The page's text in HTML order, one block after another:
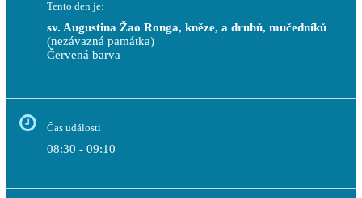
Tento den je:
sv. Augustina Žao Ronga, kněze, a druhů, mučedníků
(nezávazná památka)
Červená barva
Čas události
08:30 - 09:10